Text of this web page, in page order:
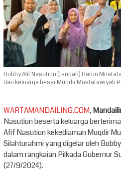
Bobby Afif Nasution (tengah) Harun
dan keluarga besar Muqdir Mustafawiyah
WARTAMANDAILING.COM,
Nasution beserta keluarga
Afif Nasution kekediaman Muqdir
Silahturahmi yang digelar oleh
dalam rangkaian Pilkada Gubernur
(27/9/2024).